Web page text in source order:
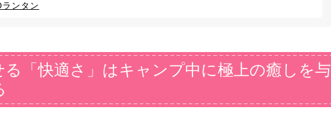
ンタン
る「快適さ」はキャンプ中に極上の癒しを与